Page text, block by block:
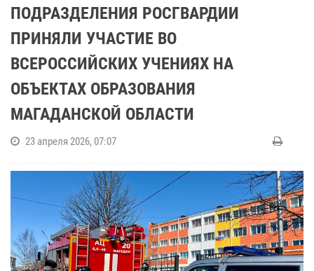
ПОДРАЗДЕЛЕНИЯ РОСГВАРДИИ
ПРИНЯЛИ УЧАСТИЕ ВО
ВСЕРОССИЙСКИХ УЧЕНИЯХ НА
ОБЪЕКТАХ ОБРАЗОВАНИЯ
МАГАДАНСКОЙ ОБЛАСТИ
23 апреля 2026, 07:07